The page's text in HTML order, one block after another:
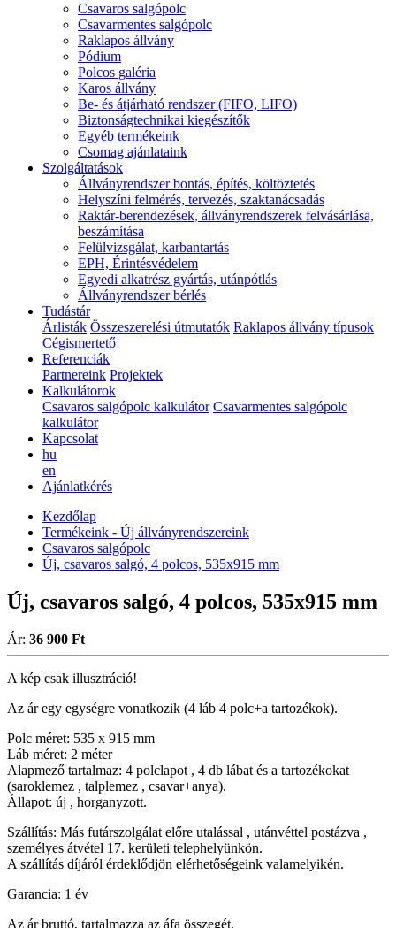
Csavaros salgópolc
Csavarmentes salgópolc
Raklapos állvány
Pódium
Polcos galéria
Karos állvány
Be- és átjárható rendszer (FIFO, LIFO)
Biztonságtechnikai kiegészítők
Egyéb termékeink
Csomag ajánlataink
Szolgáltatások
Állványrendszer bontás, építés, költöztetés
Helyszíni felmérés, tervezés, szaktanácsadás
Raktár-berendezések, állványrendszerek felvásárlása,
beszámítása
Felülvizsgálat, karbantartás
EPH, Érintésvédelem
Egyedi alkatrész gyártás, utánpótlás
Állványrendszer bérlés
Tudástár
Árlisták Összeszerelési útmutatók Raklapos állvány típusok
Cégismertető
Referenciák
Partnereink Projektek
Kalkulátorok
Csavaros salgópolc kalkulátor Csavarmentes salgópolc
kalkulátor
Kapcsolat
hu
en
Ajánlatkérés
Kezdőlap
Termékeink - Új állványrendszereink
Csavaros salgópolc
Új, csavaros salgó, 4 polcos, 535x915 mm
Új, csavaros salgó, 4 polcos, 535x915 mm
Ár: 36 900 Ft
A kép csak illusztráció!
Az ár egy egységre vonatkozik (4 láb 4 polc+a tartozékok).
Polc méret: 535 x 915 mm
Láb méret: 2 méter
Alapmező tartalmaz: 4 polclapot , 4 db lábat és a tartozékokat
(saroklemez , talplemez , csavar+anya).
Állapot: új , horganyzott.
Szállítás: Más futárszolgálat előre utalással , utánvéttel postázva ,
személyes átvétel 17. kerületi telephelyünkön.
A szállítás díjáról érdeklődjön elérhetőségeink valamelyikén.
Garancia: 1 év
Az ár bruttó, tartalmazza az áfa összegét.